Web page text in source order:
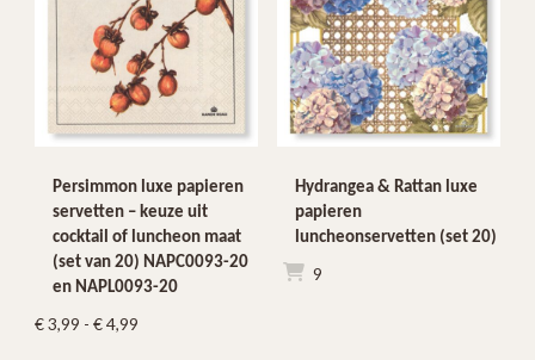
Persimmon luxe papieren
servetten – keuze uit
cocktail of luncheon maat
(set van 20) NAPC0093-20
en NAPL0093-20
€3,99 - €4,99
Hydrangea & Rattan luxe
papieren
luncheonservetten (set 20)
4,99